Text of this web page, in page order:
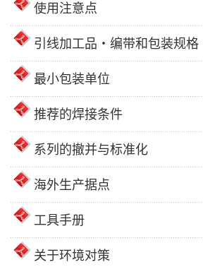
使用注意点
引线加工品・编带和包装规格
最小包装单位
推荐的焊接条件
系列的撤并与标准化
海外生产据点
工具手册
关于环境对策